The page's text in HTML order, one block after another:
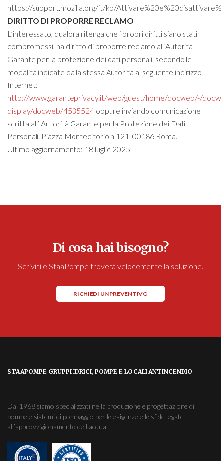
https://support.mozilla.org/it/kb/
DIRITTO DI PROPORRE RECLAMO
L’interessato, qualora ritenga che i propri diritti siano stati
compromessi, ha diritto di proporre reclamo all’Autorità
Garante per la protezione dei dati personali, secondo le
modalità indicate dalla stessa Autorità al seguente indirizzo
Internet:
http://www.garanteprivacy.it/web/guest/home/docweb/-/
display/docweb/4535524 oppure inviando comunicazione
scritta all’ Autorità Garante per la Protezione dei Dati
Personali, Piazza Montecitorio n.121, 00186 Roma.
Ultimo aggiornamento: 18 luglio 2025
Di cosa hai bisogno?
Scrivici e StaaPompe troverà velocemente la soluzione.
RICHIEDI UN PREVENTIVO
STAAPOMPE GRUPPI IDRICI, POMPE E LOCALI ANTINCENDIO
Dal 1968 siamo specializzati nella produzione e progettazione di
pompe e sistemi di pompaggio per le esigenze e le sfide legate
all’approvvigionamento dell'acqua.